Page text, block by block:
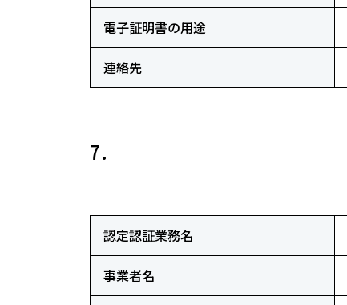
電子証明書の用途
連絡先
7.
認定認証業務名
事業者名